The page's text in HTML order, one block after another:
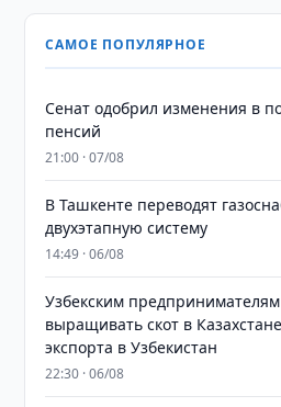
САМОЕ ПОПУЛЯРНОЕ
Сенат одобрил изменения в
пенсий
21:00 · 07/08
В Ташкенте переводят
двухэтапную систему
14:49 · 06/08
Узбекским
выращивать скот в
экспорта в Узбекистан
22:30 · 06/08